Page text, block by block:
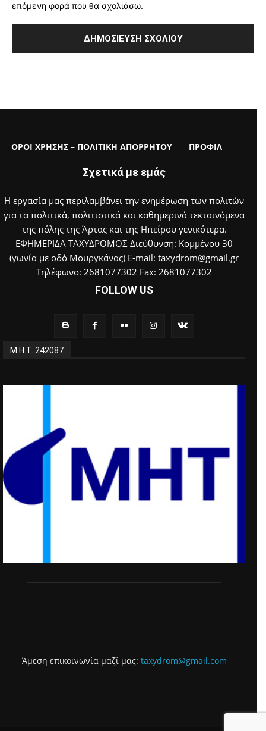
επόμενη φορά που θα σχολιάσω.
ΟΡΟΙ ΧΡΗΣΗΣ – ΠΟΛΙΤΙΚΗ ΑΠΟΡΡΗΤΟΥ ΠΡΟΦΙΛ
Σχετικά με εμάς
Η εργασία μας περιλαμβάνει την ενημέρωση των πολιτών
για τα πολιτικά, πολιτιστικά και καθημερινά τεκταινόμενα
της πόλης της Άρτας και της Ηπείρου γενικότερα.
ΕΦΗΜΕΡΙΔΑ ΤΑΧΥΔΡΟΜΟΣ Διεύθυνση: Κομμένου 30
(γωνία με οδό Μουργκάνας) E-mail: taxydrom@gmail.gr
Τηλέφωνο: 2681077302 Fax: 2681077302
FOLLOW US
Μ.Η.Τ. 242087
Άμεση επικοινωνία μαζί μας: taxydrom@gmail.com